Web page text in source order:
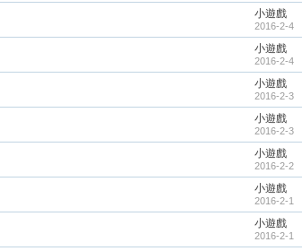
小遊戲
2016-2-4
小遊戲
2016-2-4
小遊戲
2016-2-3
小遊戲
2016-2-3
小遊戲
2016-2-2
小遊戲
2016-2-1
小遊戲
2016-2-1